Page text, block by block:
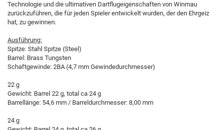
Technologie und die ultimativen Dartflugeigenschaften von Winmau
zurückzuführen, die für jeden Spieler entwickelt wurden, der den Ehrgeiz
hat, zu gewinnen.
Ausführung:
Spitze: Stahl Spitze (Steel)
Barrel: Brass Tungsten
Schaftgewinde: 2BA (4,7 mm Gewindedurchmesser)
22 g
Gewicht: Barrel 22 g, total ca 24 g
Barrellänge: 54,6 mm / Barreldurchmesser: 8,00 mm
24 g